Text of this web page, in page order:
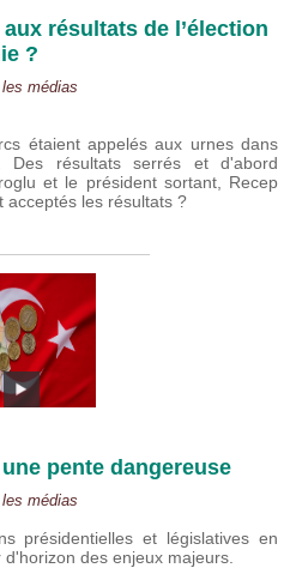
résultats de l’élection
?
médias
étaient appelés aux urnes dans
Des résultats serrés et d'abord
et le président sortant, Recep
acceptés les résultats ?
pente dangereuse
médias
présidentielles et législatives en
des enjeux majeurs.